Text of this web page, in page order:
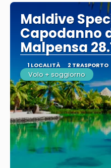
Maldive
Capodanno
Malpensa
1 LOCALITÀ 2 TRASPORTO
Volo + soggiorno